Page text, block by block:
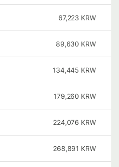
67,223 KRW
89,630 KRW
134,445 KRW
179,260 KRW
224,076 KRW
268,891 KRW